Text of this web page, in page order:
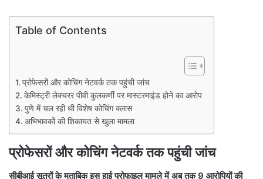
Table of Contents
प्रोफेसरों और कोचिंग नेटवर्क तक पहुंची जांच
केमिस्ट्री लेक्चरर पीवी कुलकर्णी पर मास्टरमाइंड होने का आरोप
पुणे में चल रही थी विशेष कोचिंग क्लास
अभिभावकों की शिकायत से खुला मामला
प्रोफेसरों और कोचिंग नेटवर्क तक पहुंची जांच
सीबीआई सूत्रों के मुताबिक इस हाई प्रोफाइल मामले में अब तक 9 आरोपियों की